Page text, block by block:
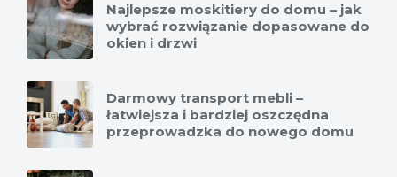
Najlepsze moskitiery do domu – jak
wybrać rozwiązanie dopasowane do
okien i drzwi
Darmowy transport mebli –
łatwiejsza i bardziej oszczędna
przeprowadzka do nowego domu